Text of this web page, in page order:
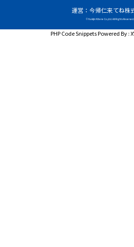
運営：今帰仁来てね株
© Nakijin Kitene Co.,Ltd. All Rights Reserved.
PHP Code SnippetsPowered By :